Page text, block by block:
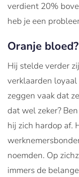
verdient 20%
heb je een
Oranje bloed?
Hij stelde verder
verklaarden loyaal
zeggen vaak dat
dat wel zeker?
hij zich hardop af.
noemden. Op
immers de